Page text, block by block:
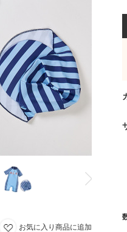
お気に入り商品に追加